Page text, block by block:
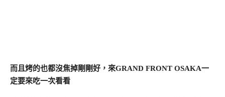
而且烤的也都沒焦掉剛剛好，來GRAND FRONT OSAKA一
定要來吃一次看看